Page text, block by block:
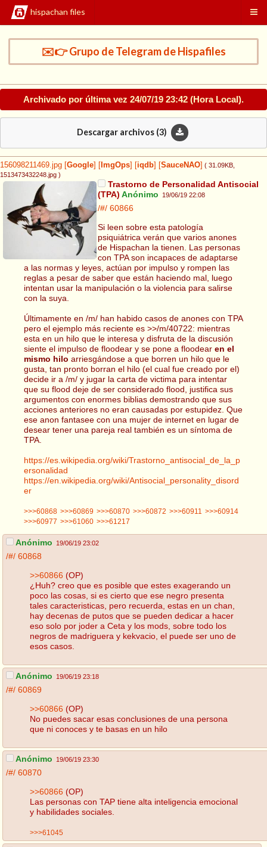
hispachan files
✉️👉 Grupo de Telegram de Hispafiles
Archivado por última vez 24/07/19 23:42 (Hora Local).
Descargar archivos (3)
156098211469.jpg Google ImgOps iqdb SauceNAO ( 31.09KB
1513473432248.jpg )
Trastorno de Personalidad Antisocial
(TPA) Anónimo 19/06/19 22:08
/#/ 60866
Si leen sobre esta patología
psiquiátrica verán que varios anones
de Hispachan la tienen. Las personas
con TPA son incapaces de adaptarse
a las normas y leyes, actúan por impulso y rompen las
reglas a pesar de saber que están haciendo mal, luego
intentan usar la manipulación o la violencia para salirse
con la suya.
Últimamente en /m/ han habido casos de anones con TPA
pero el ejemplo más reciente es >>/m/40722: mientras
esta en un hilo que le interesa y disfruta de la discusión
siente el impulso de floodear y se pone a floodear en el
mismo hilo arriesgándose a que borren un hilo que le
gusta, tan pronto borran el hilo (el cual fue creado por el)
decide ir a /m/ y jugar la carta de victima para intentar
que su flood deje de ser considerado flood, justifica sus
argumentos con enormes biblias demostrando que sus
acciones anteriores no eran causadas por estupidez. Que
ese anon fantasee con una mujer de internet en lugar de
desear tener una pareja real también es un síntoma de
TPA.
https://es.wikipedia.org/wiki/Trastorno_antisocial_de_la_p
ersonalidad
https://en.wikipedia.org/wiki/Antisocial_personality_disord
er
>>>60868 >>>60869 >>>60870 >>>60872 >>>60911
>>>60914
>>>60977 >>>61060 >>>61217
Anónimo 19/06/19 23:02
/#/ 60868
>>60866 (OP)
¿Huh? creo que es posible que estes exagerando un
poco las cosas, si es cierto que ese negro presenta
tales caracteristicas, pero recuerda, estas en un chan,
hay decenas de putos que se pueden dedicar a hacer
eso solo por joder a Ceta y los mods, sobre todo los
negros de madriguera y kekvacio, el puede ser uno de
esos casos.
Anónimo 19/06/19 23:18
/#/ 60869
>>60866 (OP)
No puedes sacar esas conclusiones de una persona
que ni conoces y te basas en un hilo
Anónimo 19/06/19 23:30
/#/ 60870
>>60866 (OP)
Las personas con TAP tiene alta inteligencia emocional
y habilidades sociales.
>>>61045